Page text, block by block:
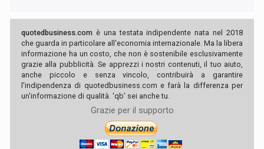
quotedbusiness.com è una testata indipendente nata nel 2018
che guarda in particolare all'economia internazionale. Ma la libera
informazione ha un costo, che non è sostenibile esclusivamente
grazie alla pubblicità. Se apprezzi i nostri contenuti, il tuo aiuto,
anche piccolo e senza vincolo, contribuirà a garantire
l'indipendenza di quotedbusiness.com e farà la differenza per
un'informazione di qualità. 'qb' sei anche tu.
Grazie per il supporto